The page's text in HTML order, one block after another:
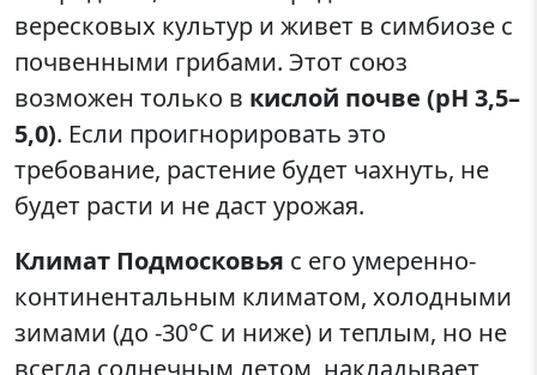
вересковых культур и живет в симбиозе с
почвенными грибами. Этот союз
возможен только в кислой почве (pH 3,5–
5,0). Если проигнорировать это
требование, растение будет чахнуть, не
будет расти и не даст урожая.
Климат Подмосковья с его умеренно-
континентальным климатом, холодными
зимами (до -30°C и ниже) и теплым, но не
всегда солнечным летом, накладывает